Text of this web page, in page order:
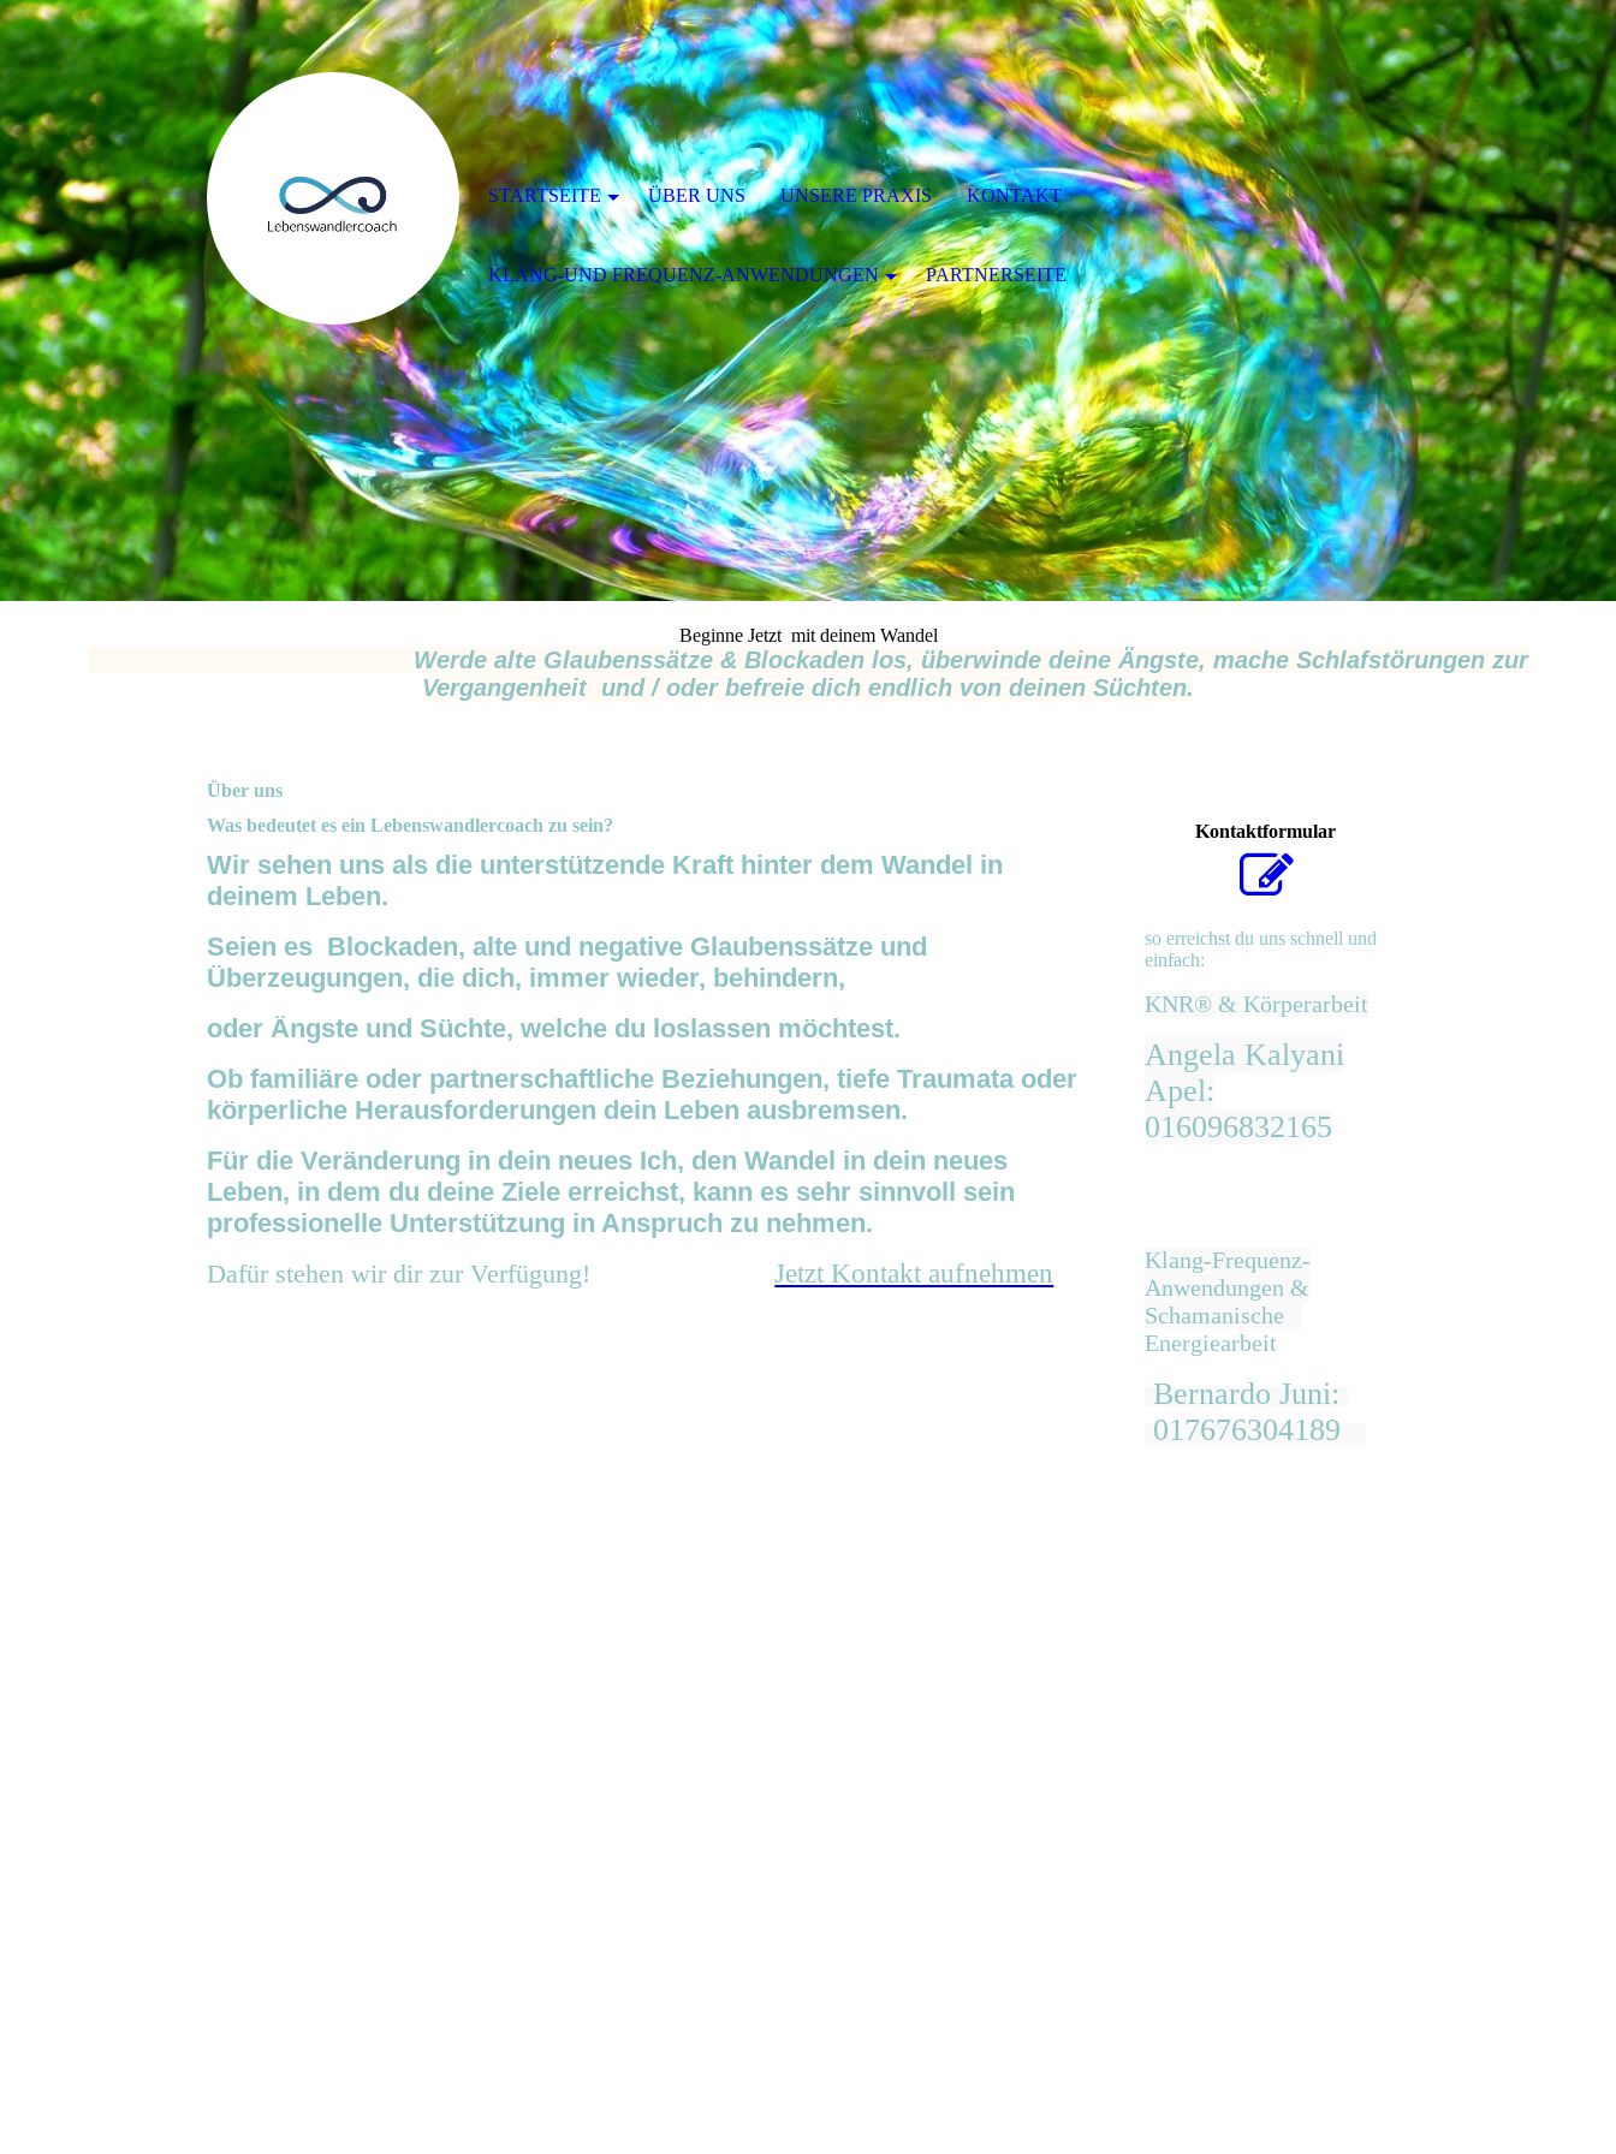
Beginne Jetzt mit deinem Wandel
Werde alte Glaubenssätze & Blockaden los, überwinde deine Ängste, mache Schlafstörungen zur
Vergangenheit und / oder befreie dich endlich von deinen Süchten.
Über uns
Was bedeutet es ein Lebenswandlercoach zu sein?
Wir sehen uns als die unterstützende Kraft hinter dem Wandel in
deinem Leben.
Seien es Blockaden, alte und negative Glaubenssätze und
Überzeugungen, die dich, immer wieder, behindern,
oder Ängste und Süchte, welche du loslassen möchtest.
Ob familiäre oder partnerschaftliche Beziehungen, tiefe Traumata oder
körperliche Herausforderungen dein Leben ausbremsen.
Für die Veränderung in dein neues Ich, den Wandel in dein neues
Leben, in dem du deine Ziele erreichst, kann es sehr sinnvoll sein
professionelle Unterstützung in Anspruch zu nehmen.
Jetzt Kontakt aufnehmen
Dafür stehen wir dir zur Verfügung!
Kontaktformular
so erreichst du uns schnell und
einfach:
KNR® & Körperarbeit
Angela Kalyani
Apel:
016096832165
Klang-Frequenz-
Anwendungen &
Schamanische
Energiearbeit
Bernardo Juni:
017676304189
STARTSEITE ÜBER UNS UNSERE PRAXIS KONTAKT
KLANG-UND FREQUENZ-ANWENDUNGEN PARTNERSEITE